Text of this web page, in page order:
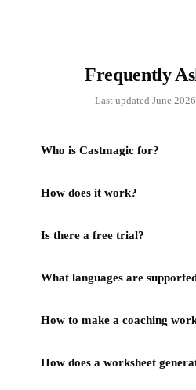
Frequently
Last updated June
Who is Castmagic for?
How does it work?
Is there a free trial?
What languages are
How to make a coaching
How does a worksheet